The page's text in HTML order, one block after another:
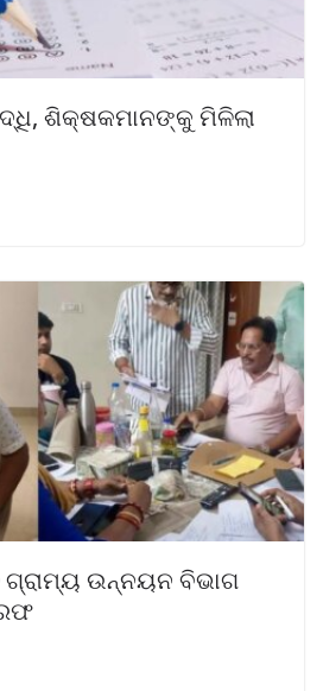
ଶିକ୍ଷକମାନଙ୍କୁ ମିଳିଲା
ଗ୍ରାମ୍ୟ ଉନ୍ନୟନ ବିଭାଗ